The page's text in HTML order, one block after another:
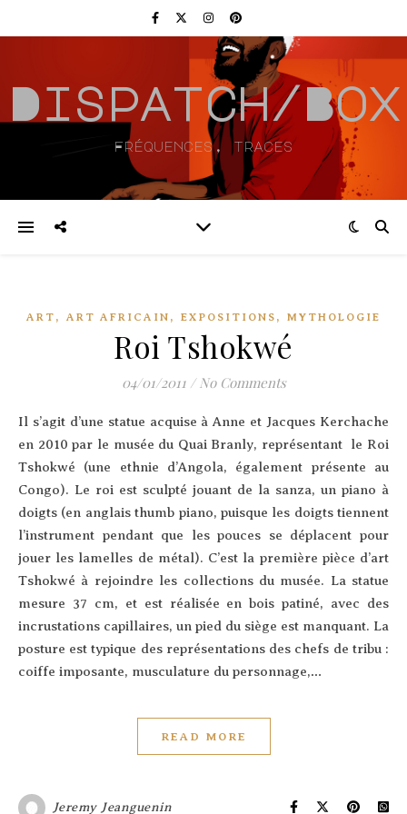
Dispatch/Box
Fréquences, traces
ART , ART AFRICAIN , EXPOSITIONS , MYTHOLOGIE
Roi Tshokwé
04/01/2011 / No Comments
Il s’a­git d’une sta­tue acquise à Anne et Jacques Ker­chache
en 2010 par le musée du Quai Bran­ly, repré­sen­tant le Roi
Tshokwé (une eth­nie d’An­go­la, éga­le­ment pré­sente au
Congo). Le roi est sculp­té jouant de la san­za, un pia­no à
doigts (en anglais thumb pia­no, puisque les doigts tiennent
l’ins­tru­ment pen­dant que les pouces se déplacent pour
jouer les lamelles de métal). C’est la pre­mière pièce d’art
Tshokwé à rejoindre les col­lec­tions du musée. La sta­tue
mesure 37 cm, et est réa­li­sée en bois pati­né, avec des
incrus­ta­tions capil­laires, un pied du siège est man­quant. La
pos­ture est typique des repré­sen­ta­tions des chefs de tri­bu :
coiffe impo­sante, mus­cu­la­ture du per­son­nage,…
READ MORE
Jeremy Jeanguenin